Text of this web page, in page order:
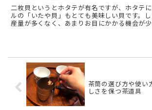
二枚貝というとホタテが有名ですが、ホタテ
ルの「いたや貝」もとても美味しい貝です。
産量が多くなく、あまりお目にかかる機会が
茶筒の選び方や使い
しさを保つ茶道具